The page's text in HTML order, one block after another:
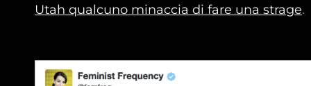
Utah qualcuno minaccia di fare una strage.